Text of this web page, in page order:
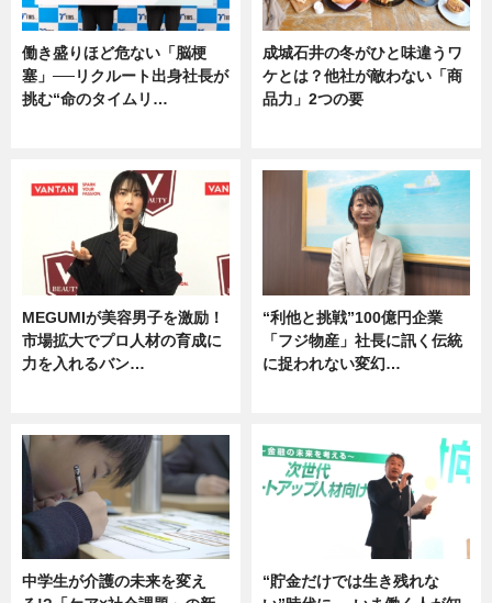
働き盛りほど危ない「脳梗
塞」──リクルート出身社長が
挑む“命のタイムリ…
成城石井の冬がひと味違うワ
ケとは？他社が敵わない「商
品力」2つの要
MEGUMIが美容男子を激励！
市場拡大でプロ人材の育成に
力を入れるバン…
“利他と挑戦”100億円企業
「フジ物産」社長に訊く伝統
に捉われない変幻…
中学生が介護の未来を変え
“貯金だけでは生き残れな